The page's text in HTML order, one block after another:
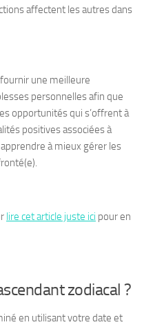
affectent les autres dans
une meilleure
personnelles afin que
opportunités qui s’offrent à
positives associées à
à mieux gérer les
lire cet article juste ici pour en
zodiacal ?
en utilisant votre date et